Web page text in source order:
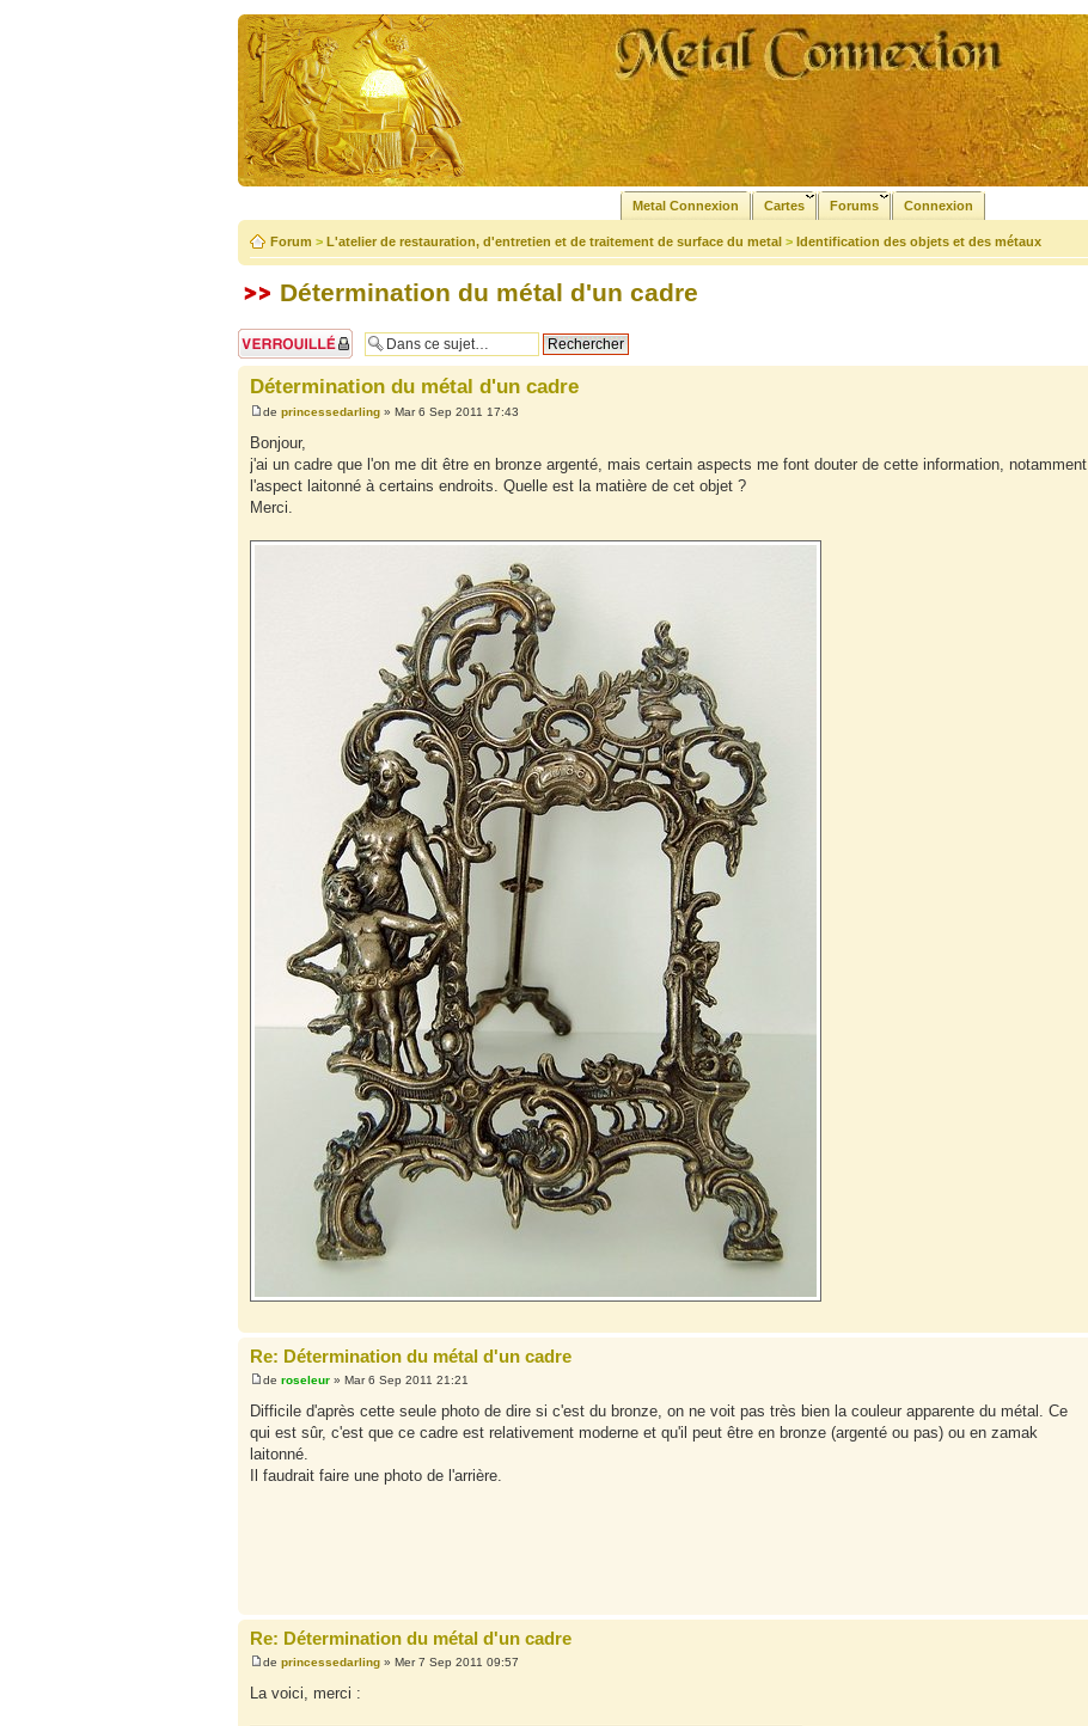
Metal Connexion Cartes Forums Connexion
Forum > L'atelier de restauration, d'entretien et de traitement de surface du metal > Identification des objets et des métaux
Détermination du métal d'un cadre
Sujet verrouillé
Détermination du métal d'un cadre
de princessedarling» Mar 6 Sep 2011 17:43
Bonjour,
j'ai un cadre que l'on me dit être en bronze argenté, mais certain aspects me font douter de cette information, notamment
l'aspect laitonné à certains endroits. Quelle est la matière de cet objet ?
Merci.
Re: Détermination du métal d'un cadre
de roseleur» Mar 6 Sep 2011 21:21
Difficile d'après cette seule photo de dire si c'est du bronze, on ne voit pas très bien la couleur apparente du métal. Ce
qui est sûr, c'est que ce cadre est relativement moderne et qu'il peut être en bronze (argenté ou pas) ou en zamak
laitonné.
Il faudrait faire une photo de l'arrière.
Re: Détermination du métal d'un cadre
de princessedarling» Mer 7 Sep 2011 09:57
La voici, merci :